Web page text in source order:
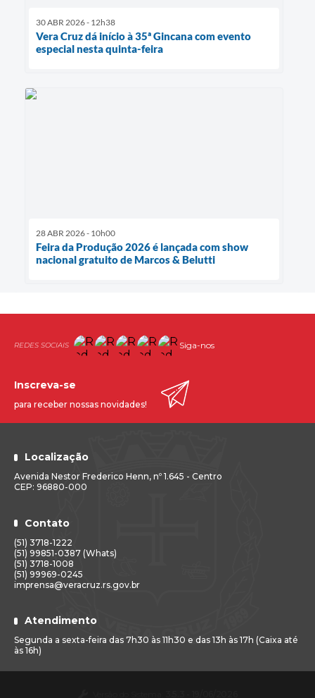
30 ABR 2026 - 12h38
Vera Cruz dá início à 35ª Gincana com evento
especial nesta quinta-feira
28 ABR 2026 - 10h00
Feira da Produção 2026 é lançada com show
nacional gratuito de Marcos & Belutti
Siga-nos
Localização
Avenida Nestor Frederico Henn, nº 1.645 - Centro
CEP: 96880-000
Contato
(51) 3718-1222
(51) 99851-0387 (Whats)
(51) 3718-1008
(51) 99969-0245
imprensa@veracruz.rs.gov.br
Atendimento
Segunda a sexta-feira das 7h30 às 11h30 e das 13h às 17h (Caixa até
às 16h)
Inscreva-se
para receber nossas novidades!